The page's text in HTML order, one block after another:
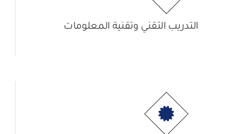
التدريب التقني وتقنية المعلومات